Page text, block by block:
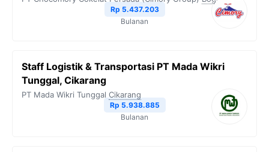
Rp 5.437.203
Bulanan
Staff Logistik & Transportasi PT Mada Wikri
Tunggal, Cikarang
PT Mada Wikri Tunggal Cikarang
Rp 5.938.885
Bulanan